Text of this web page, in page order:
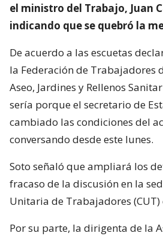
el ministro del Trabajo, Juan
indicando que se quebró la
De acuerdo a las escuetas
la Federación de Trabajadores
Aseo, Jardines y Rellenos
sería porque el secretario de
cambiado las condiciones del
conversando desde este lunes.
Soto señaló que ampliará los
fracaso de la discusión en la
Unitaria de Trabajadores
Por su parte, la dirigenta de la